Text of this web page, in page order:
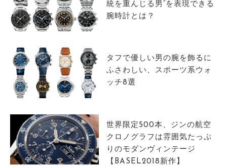
統を重んじる男”を表現できる
腕時計とは？
タフで優しい男の腕を飾るに
ふさわしい、スポーツ系ウォ
ッチ8選
世界限定500本、ジンの航空
クロノグラフは雰囲気たっぷ
りのモダンヴィンテージ
【BASEL2018新作】